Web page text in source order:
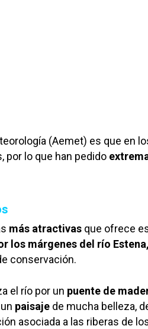
(Aemet) es que en
por lo que han pedido
más atractivas que ofrece
los márgenes del río Estena,
conservación.
el río por un puente de
paisaje de mucha belleza,
asociada a las riberas de